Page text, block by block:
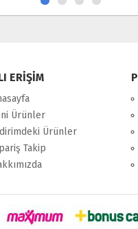
ERİŞİM
Ürünler
Ürünler
Takip